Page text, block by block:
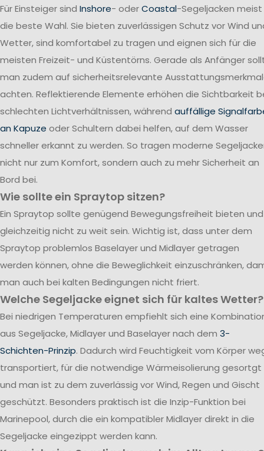
Für Einsteiger sind Inshore- oderCoastal-Segeljacken meist
die beste Wahl. Sie bieten zuverlässigen Schutz vor Wind
Wetter, sind komfortabel zu tragen und eignen sich für die
meisten Freizeit- und Küstentörns. Gerade als Anfänger
man zudem auf sicherheitsrelevante
achten. Reflektierende Elemente erhöhen die Sichtbarkeit
schlechten Lichtverhältnissen, während auffällige
an Kapuze oder Schultern dabei helfen, auf dem Wasser
schneller erkannt zu werden. So tragen moderne
nicht nur zum Komfort, sondern auch zu mehr Sicherheit an
Bord bei.
Wie sollte ein Spraytop sitzen?
Ein Spraytop sollte genügend Bewegungsfreiheit bieten und
gleichzeitig nicht zu weit sein. Wichtig ist, dass unter dem
Spraytop problemlos Baselayer und Midlayer getragen
werden können, ohne die Beweglichkeit einzuschränken,
man auch bei kalten Bedingungen nicht friert.
Welche Segeljacke eignet sich für kaltes Wetter?
Bei niedrigen Temperaturen empfiehlt sich eine
aus Segeljacke, Midlayer und Baselayer nach dem 3-
Schichten-Prinzip. Dadurch wird Feuchtigkeit vom Körper
transportiert, für die notwendige Wärmeisolierung gesortgt
und man ist zu dem zuverlässig vor Wind, Regen und Gischt
geschützt. Besonders praktisch ist die Inzip-Funktion bei
Marinepool, durch die ein kompatibler Midlayer direkt in die
Segeljacke eingezippt werden kann.